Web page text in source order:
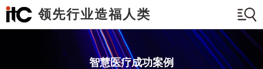
领先行业造福人类
智慧医疗成功案例